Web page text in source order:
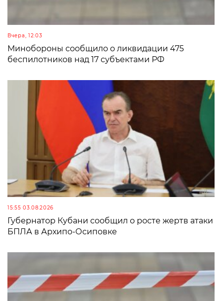
Вчера, 12:03
Минобороны сообщило о ликвидации 475
беспилотников над 17 субъектами РФ
15:55 03.08.2026
Губернатор Кубани сообщил о росте жертв атаки
БПЛА в Архипо-Осиповке